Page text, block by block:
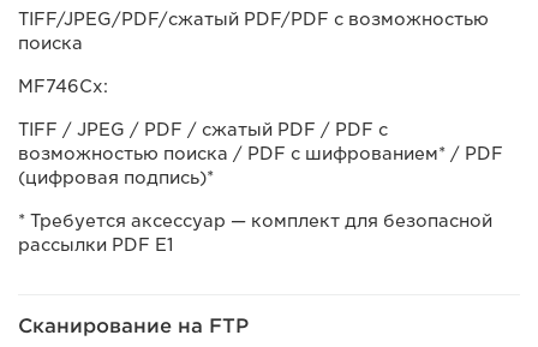
TIFF/JPEG/PDF/сжатый PDF/PDF с возможностью
поиска
MF746Cx:
TIFF / JPEG / PDF / сжатый PDF / PDF с
возможностью поиска / PDF с шифрованием* / PDF
(цифровая подпись)*
* Требуется аксессуар — комплект для безопасной
рассылки PDF E1
Сканирование на FTP